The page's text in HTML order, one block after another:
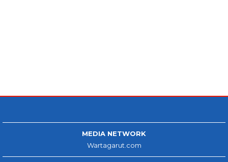
MEDIA NETWORK
Wartagarut.com